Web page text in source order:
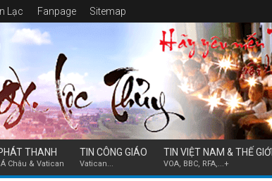
Lạc Fanpage Sitemap
THANH
Á Châu & Vatican
TIN CÔNG GIÁO
Vatican...
TIN VIỆT NAM & THẾ GIỚI
VOA, BBC, RFA,...+